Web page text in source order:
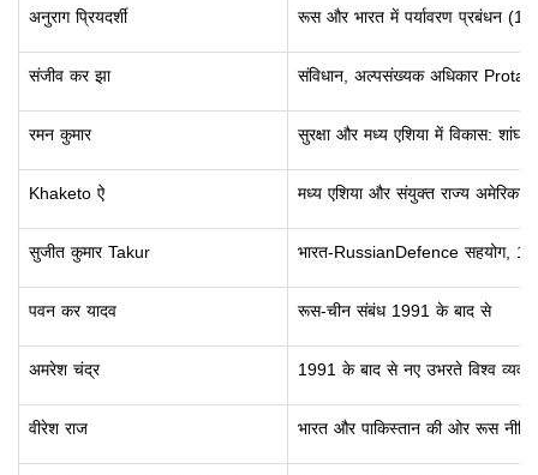
अनुराग प्रियदर्शी रूस और भारत में पर्यावरण प्रबंधन
संजीव कर झा संविधान, अल्पसंख्यक अधिकार
रमन कुमार सुरक्षा और मध्य एशिया में विकास:
Khaketo ऐ मध्य एशिया और संयुक्त राज्य
सुजीत कुमार Takur भारत-RussianDefence सहयोग,
पवन कर यादव रूस-चीन संबंध 1991 के बाद से
अमरेश चंद्र 1991 के बाद से नए उभरते विश्व
वीरेश राज भारत और पाकिस्तान की ओर रूस